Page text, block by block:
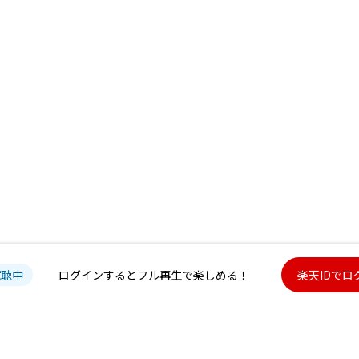
中 ログインするとフル再生で楽しめる！ 楽天IDでロ